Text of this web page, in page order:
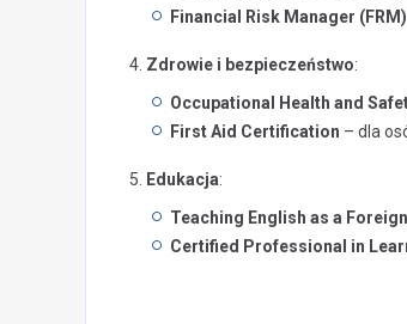
Financial Risk Manager (FRM)
Zdrowie i bezpieczeństwo:
Occupational Health and
First Aid Certification – dla
Edukacja:
Teaching English as a
Certified Professional in